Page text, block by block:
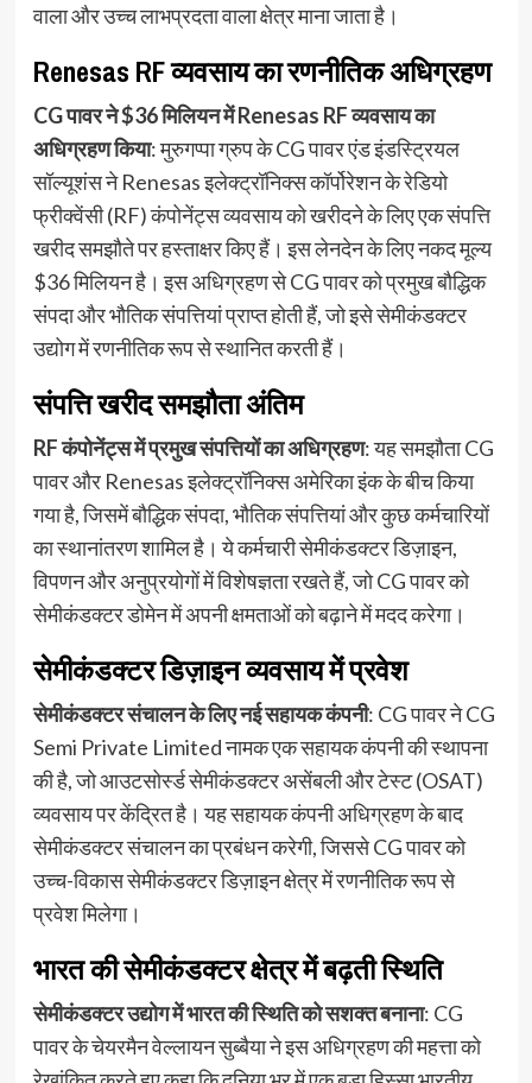
वाला और उच्च लाभप्रदता वाला क्षेत्र माना जाता है।
Renesas RF व्यवसाय का रणनीतिक अधिग्रहण
CG पावर ने $36 मिलियन में Renesas RF व्यवसाय का
अधिग्रहण किया: मुरुगप्पा ग्रुप के CG पावर एंड इंडस्ट्रियल
सॉल्यूशंस ने Renesas इलेक्ट्रॉनिक्स कॉर्पोरेशन के रेडियो
फ्रीक्वेंसी (RF) कंपोनेंट्स व्यवसाय को खरीदने के लिए एक संपत्ति
खरीद समझौते पर हस्ताक्षर किए हैं। इस लेनदेन के लिए नकद मूल्य
$36 मिलियन है। इस अधिग्रहण से CG पावर को प्रमुख बौद्धिक
संपदा और भौतिक संपत्तियां प्राप्त होती हैं, जो इसे सेमीकंडक्टर
उद्योग में रणनीतिक रूप से स्थानित करती हैं।
संपत्ति खरीद समझौता अंतिम
RF कंपोनेंट्स में प्रमुख संपत्तियों का अधिग्रहण: यह समझौता CG
पावर और Renesas इलेक्ट्रॉनिक्स अमेरिका इंक के बीच किया
गया है, जिसमें बौद्धिक संपदा, भौतिक संपत्तियां और कुछ कर्मचारियों
का स्थानांतरण शामिल है। ये कर्मचारी सेमीकंडक्टर डिज़ाइन,
विपणन और अनुप्रयोगों में विशेषज्ञता रखते हैं, जो CG पावर को
सेमीकंडक्टर डोमेन में अपनी क्षमताओं को बढ़ाने में मदद करेगा।
सेमीकंडक्टर डिज़ाइन व्यवसाय में प्रवेश
सेमीकंडक्टर संचालन के लिए नई सहायक कंपनी: CG पावर ने CG
Semi Private Limited नामक एक सहायक कंपनी की स्थापना
की है, जो आउटसोर्स्ड सेमीकंडक्टर असेंबली और टेस्ट (OSAT)
व्यवसाय पर केंद्रित है। यह सहायक कंपनी अधिग्रहण के बाद
सेमीकंडक्टर संचालन का प्रबंधन करेगी, जिससे CG पावर को
उच्च-विकास सेमीकंडक्टर डिज़ाइन क्षेत्र में रणनीतिक रूप से
प्रवेश मिलेगा।
भारत की सेमीकंडक्टर क्षेत्र में बढ़ती स्थिति
सेमीकंडक्टर उद्योग में भारत की स्थिति को सशक्त बनाना: CG
पावर के चेयरमैन वेल्लायन सुब्बैया ने इस अधिग्रहण की महत्ता को